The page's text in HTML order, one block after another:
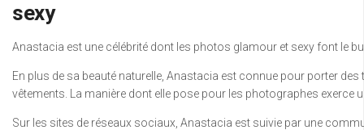
sexy
Anastacia est une célébrité dont les photos glamour et sexy font le
En plus de sa beauté naturelle, Anastacia est connue pour porter
vêtements. La manière dont elle pose pour les photographes
Sur les sites de réseaux sociaux, Anastacia est suivie par une